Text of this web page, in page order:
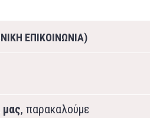
ΕΠΙΚΟΙΝΩΝΙΑ)
, παρακαλούμε